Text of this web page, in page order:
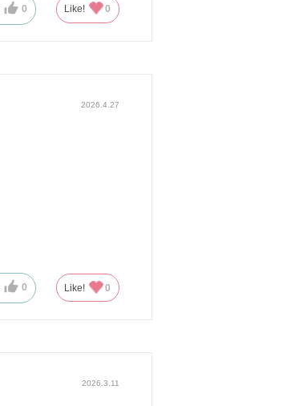
0 Like! 0
2026.4.27
0 Like! 0
2026.3.11